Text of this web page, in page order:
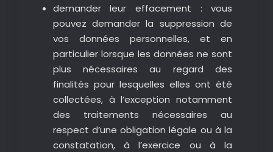
demander leur effacement : vous
pouvez demander la suppression de
vos données personnelles, et en
particulier lorsque les données ne sont
plus nécessaires au regard des
finalités pour lesquelles elles ont été
collectées, à l’exception notamment
des traitements nécessaires au
respect d’une obligation légale ou à la
constatation, à l’exercice ou à la